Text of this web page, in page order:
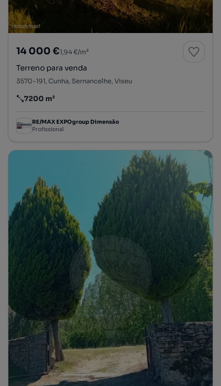
14 000 €1,94 €/m²
Terreno para venda
3570-191, Cunha, Sernancelhe, Viseu
Preço por metro quadrado
7200 m²
RE/MAX EXPOgroup Dimensão
Profissional